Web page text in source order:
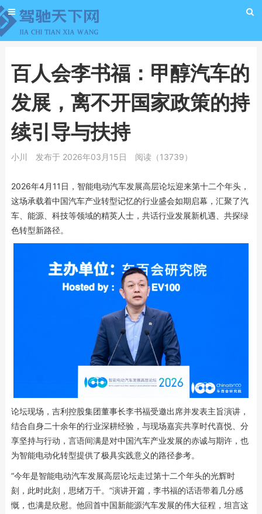
百人会李书福：甲醇汽车的
发展，离不开国家政策的持
续引导与扶持
小川 发布于 2026年03月15日 阅读（13739）
2026年4月11日，智能电动汽车发展高层论坛迎来第十二个年头，
这场承载着中国汽车产业转型记忆的行业盛会如期启幕，汇聚了汽
车、能源、科技等领域的精英人士，共话行业发展新机遇、共探绿
色转型新路径。
论坛现场，吉利控股集团董事长李书福受邀出席并发表主旨演讲，
结合自身二十余年的行业深耕经验，与现场嘉宾共享时代喜悦、分
享坚持与行动，言语间满是对中国汽车产业发展的赤诚与期许，也
为智能电动化转型提供了极具实践意义的路径参考。
“今年是智能电动汽车发展高层论坛走过第十二个年头的光辉时
刻，此时此刻，思绪万千。”演讲开篇，李书福的话语带着几分感
慨，也满是欣慰。他回首中国新能源汽车发展的伟大征程，坦言这